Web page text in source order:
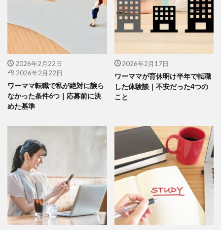
2026年2月22日
2026年2月22日
ワーママ転職で私が絶対に譲ら
なかった条件6つ｜応募前に決
めた基準
2026年2月17日
ワーママが育休明け半年で転職
した体験談｜不安だった4つの
こと